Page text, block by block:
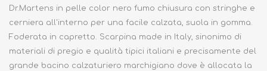
Dr.Martens in pelle color nero fumo chiusura con stringhe e
cerniera all'interno per una facile calzata, suola in gomma.
Foderata in capretto. Scarpina made in Italy, sinonimo di
materiali di pregio e qualità tipici italiani e precisamente del
grande bacino calzaturiero marchigiano dove è allocata la